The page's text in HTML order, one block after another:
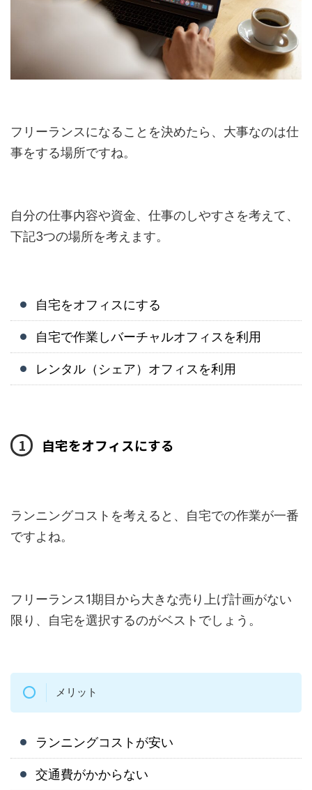
フリーランスになることを決めたら、大事なのは仕
事をする場所ですね。
自分の仕事内容や資金、仕事のしやすさを考えて、
下記3つの場所を考えます。
自宅をオフィスにする
自宅で作業しバーチャルオフィスを利用
レンタル（シェア）オフィスを利用
自宅をオフィスにする
ランニングコストを考えると、自宅での作業が一番
ですよね。
フリーランス1期目から大きな売り上げ計画がない
限り、自宅を選択するのがベストでしょう。
メリット
ランニングコストが安い
交通費がかからない